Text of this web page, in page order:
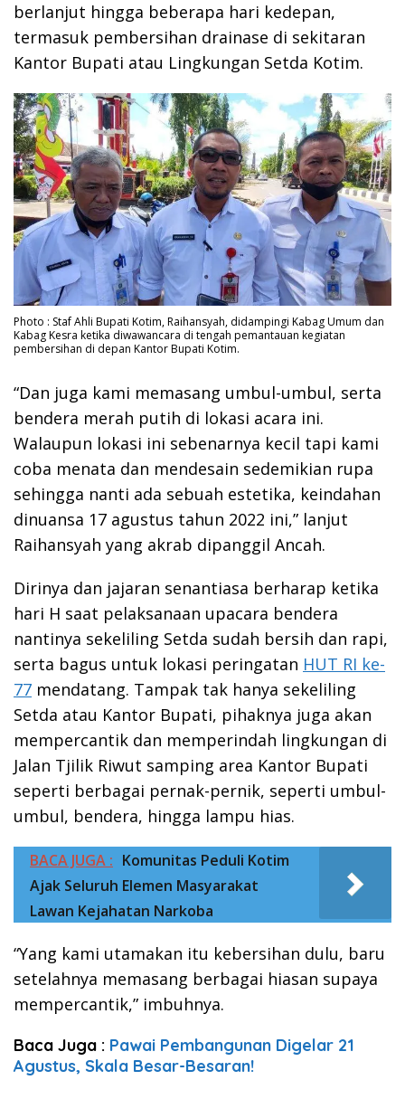
berlanjut hingga beberapa hari kedepan,
termasuk pembersihan drainase di sekitaran
Kantor Bupati atau Lingkungan Setda Kotim.
Photo : Staf Ahli Bupati Kotim, Raihansyah, didampingi Kabag Umum dan
Kabag Kesra ketika diwawancara di tengah pemantauan kegiatan
pembersihan di depan Kantor Bupati Kotim.
“Dan juga kami memasang umbul-umbul, serta
bendera merah putih di lokasi acara ini.
Walaupun lokasi ini sebenarnya kecil tapi kami
coba menata dan mendesain sedemikian rupa
sehingga nanti ada sebuah estetika, keindahan
dinuansa 17 agustus tahun 2022 ini,” lanjut
Raihansyah yang akrab dipanggil Ancah.
Dirinya dan jajaran senantiasa berharap ketika
hari H saat pelaksanaan upacara bendera
nantinya sekeliling Setda sudah bersih dan rapi,
serta bagus untuk lokasi peringatan HUT RI ke-
77 mendatang. Tampak tak hanya sekeliling
Setda atau Kantor Bupati, pihaknya juga akan
mempercantik dan memperindah lingkungan di
Jalan Tjilik Riwut samping area Kantor Bupati
seperti berbagai pernak-pernik, seperti umbul-
umbul, bendera, hingga lampu hias.
BACA JUGA : Komunitas Peduli Kotim
Ajak Seluruh Elemen Masyarakat
Lawan Kejahatan Narkoba
“Yang kami utamakan itu kebersihan dulu, baru
setelahnya memasang berbagai hiasan supaya
mempercantik,” imbuhnya.
Baca Juga : Pawai Pembangunan Digelar 21
Agustus, Skala Besar-Besaran!